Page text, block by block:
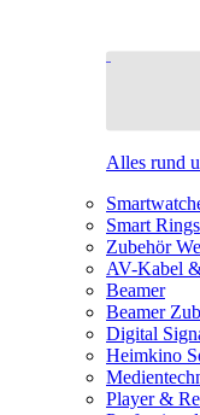
Alles rund
Smart Rings
Zubehör
AV-Kabel
Beamer
Beamer
Digital
Heimkino
Player &